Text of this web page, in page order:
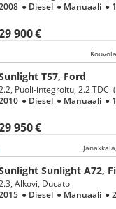
900 €
● Diesel ● Manuaali ●
T57, Ford
950 €
Puoli-integroitu, 2.2 TDCi
● Diesel ● Manuaali ●
Sunlight A72,
Alkovi, Ducato
● Diesel ● Manuaali ●